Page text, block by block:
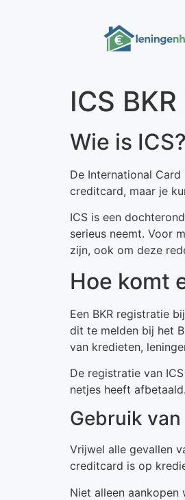
ICS
Wie is ICS?
De International
creditcard, maar je
ICS is een
serieus neemt. Voor
zijn, ook om deze
Hoe komt
Een BKR registratie
dit te melden bij het
van kredieten,
De registratie van ICS
netjes heeft
Gebruik
Vrijwel alle gevallen
creditcard is op
Niet alleen